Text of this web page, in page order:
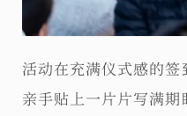
活动在充满仪式感的
亲手贴上一片片写满